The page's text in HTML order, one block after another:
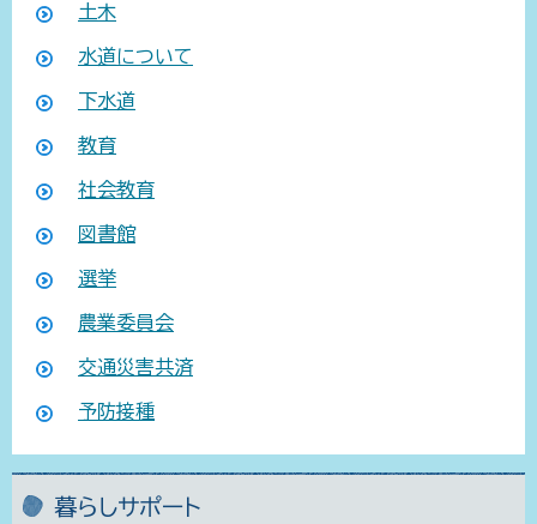
土木
水道について
下水道
教育
社会教育
図書館
選挙
農業委員会
交通災害共済
予防接種
暮らしサポート